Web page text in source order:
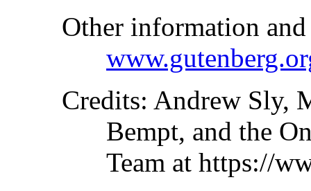
Other information
Credits: Andrew Sly,
Bempt, and the
Team at https://